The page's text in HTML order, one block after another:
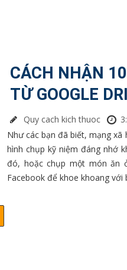
CÁCH NHẬN
TỪ GOOGLE
Quy cach kich thuoc
Như các bạn đã biết, mạng xã
hình chụp kỹ niệm đáng nhớ
đó, hoặc chụp một món ăn
Facebook để khoe khoang với